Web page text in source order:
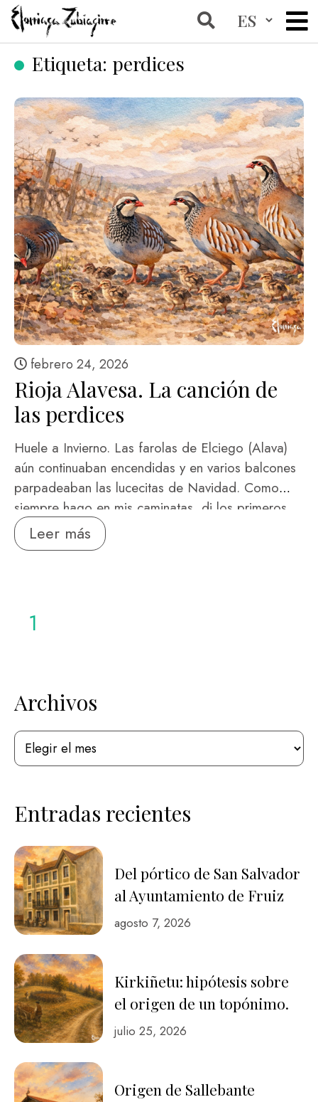
Etiqueta: perdices
febrero 24, 2026
Rioja Alavesa. La canción de
las perdices
Huele a Invierno. Las farolas de Elciego (Alava)
aún continuaban encendidas y en varios balcones
parpadeaban las lucecitas de Navidad. Como
siempre hago en mis caminatas, di los primeros
pasos con el sol del amanecer. Prometía un día
frío y espléndido que no se parecía a los
el pueblo e imaginar …
Leer más
1
Archivos
Entradas recientes
Del pórtico de San Salvador
al Ayuntamiento de Fruiz
agosto 7, 2026
Kirkiñetu: hipótesis sobre
el origen de un topónimo.
julio 25, 2026
Origen de Sallebante